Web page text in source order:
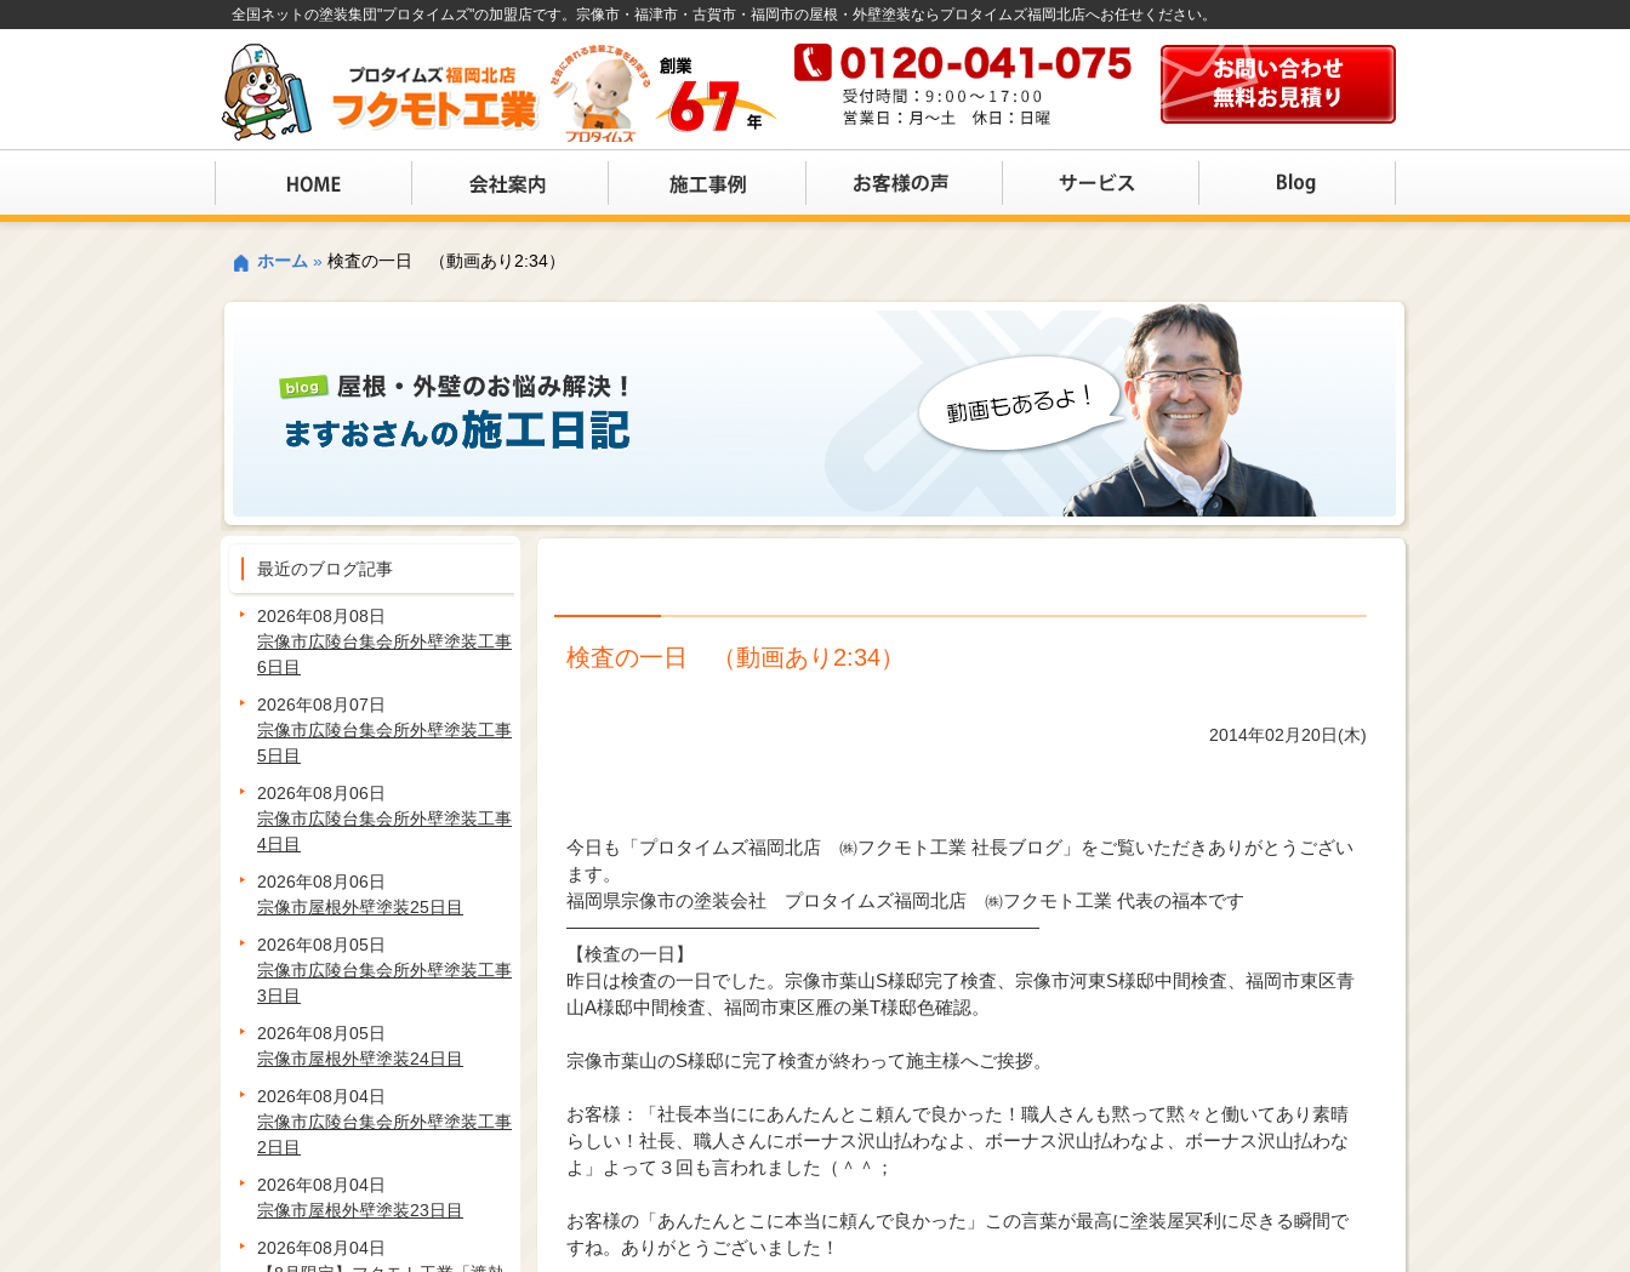
全国ネットの塗装集団"プロタイムズ"の加盟店です。宗像市・福津市・古賀市・福岡市の屋根・外壁塗装ならプロタイムズ福岡北店へお任せください。
ホーム » 検査の一日 （動画あり2:34）
検査の一日 （動画あり2:34）
2014年02月20日(木)
今日も「プロタイムズ福岡北店 ㈱フクモト工業 社長ブログ」をご覧いただきありがとうござい
ます。
福岡県宗像市の塗装会社 プロタイムズ福岡北店 ㈱フクモト工業 代表の福本です
——————————————————————————
【検査の一日】
昨日は検査の一日でした。宗像市葉山S様邸完了検査、宗像市河東S様邸中間検査、福岡市東区青
山A様邸中間検査、福岡市東区雁の巣T様邸色確認。
宗像市葉山のS様邸に完了検査が終わって施主様へご挨拶。
お客様：「社長本当ににあんたんとこ頼んで良かった！職人さんも黙って黙々と働いてあり素晴
らしい！社長、職人さんにボーナス沢山払わなよ、ボーナス沢山払わなよ、ボーナス沢山払わな
よ」よって３回も言われました（＾＾；
お客様の「あんたんとこに本当に頼んで良かった」この言葉が最高に塗装屋冥利に尽きる瞬間で
すね。ありがとうございました！
最近のブログ記事
2026年08月08日
宗像市広陵台集会所外壁塗装工事
6日目
2026年08月07日
宗像市広陵台集会所外壁塗装工事
5日目
2026年08月06日
宗像市広陵台集会所外壁塗装工事
4日目
2026年08月06日
宗像市屋根外壁塗装25日目
2026年08月05日
宗像市広陵台集会所外壁塗装工事
3日目
2026年08月05日
宗像市屋根外壁塗装24日目
2026年08月04日
宗像市広陵台集会所外壁塗装工事
2日目
2026年08月04日
宗像市屋根外壁塗装23日目
2026年08月04日